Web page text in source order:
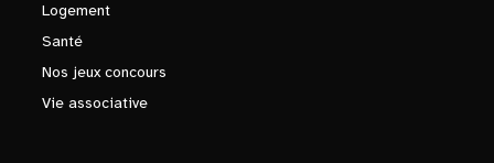
Logement
Santé
Nos jeux concours
Vie associative